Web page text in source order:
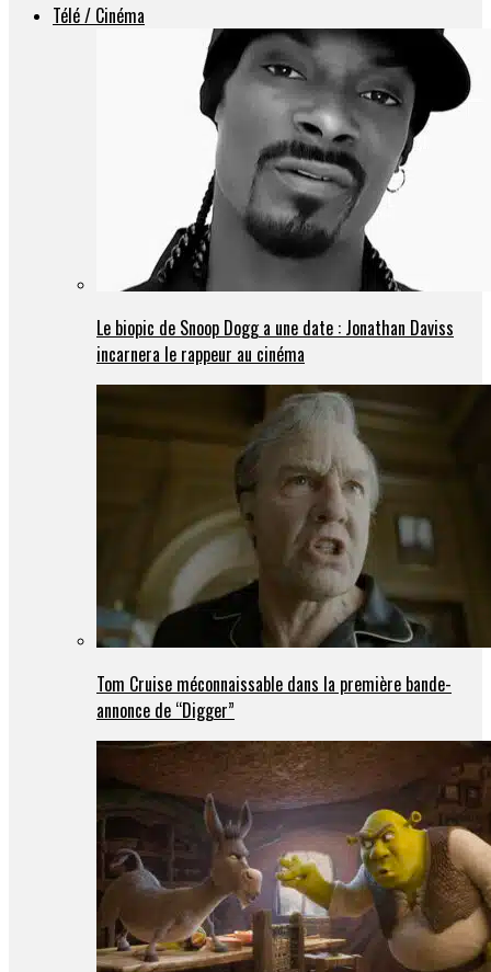
Télé / Cinéma
Le biopic de Snoop Dogg a une date : Jonathan Daviss
incarnera le rappeur au cinéma
Tom Cruise méconnaissable dans la première bande-
annonce de “Digger”